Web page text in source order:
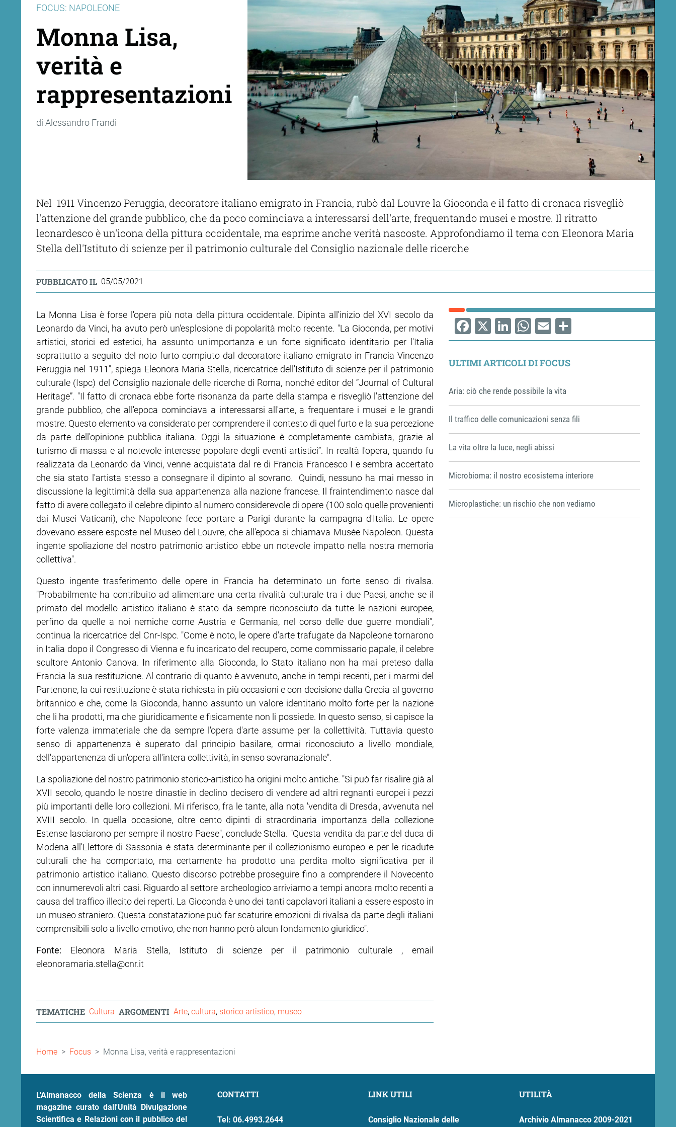
FOCUS: NAPOLEONE
Monna Lisa,
verità e
rappresentazioni
di Alessandro Frandi
Nel 1911 Vincenzo Peruggia, decoratore italiano emigrato in Francia, rubò dal Louvre la Gioconda e il fatto di cronaca risvegliò
l'attenzione del grande pubblico, che da poco cominciava a interessarsi dell'arte, frequentando musei e mostre. Il ritratto
leonardesco è un'icona della pittura occidentale, ma esprime anche verità nascoste. Approfondiamo il tema con Eleonora Maria
Stella dell'Istituto di scienze per il patrimonio culturale del Consiglio nazionale delle ricerche
PUBBLICATO IL 05/05/2021
La Monna Lisa è forse l'opera più nota della pittura occidentale. Dipinta all'inizio del XVI secolo da
Leonardo da Vinci, ha avuto però un'esplosione di popolarità molto recente. "La Gioconda, per motivi
artistici, storici ed estetici, ha assunto un'importanza e un forte significato identitario per l'Italia
soprattutto a seguito del noto furto compiuto dal decoratore italiano emigrato in Francia Vincenzo
Peruggia nel 1911", spiega Eleonora Maria Stella, ricercatrice dell'Istituto di scienze per il patrimonio
culturale (Ispc) del Consiglio nazionale delle ricerche di Roma, nonché editor del “Journal of Cultural
Heritage”. "Il fatto di cronaca ebbe forte risonanza da parte della stampa e risvegliò l'attenzione del
grande pubblico, che all'epoca cominciava a interessarsi all'arte, a frequentare i musei e le grandi
mostre. Questo elemento va considerato per comprendere il contesto di quel furto e la sua percezione
da parte dell'opinione pubblica italiana. Oggi la situazione è completamente cambiata, grazie al
turismo di massa e al notevole interesse popolare degli eventi artistici”. In realtà l'opera, quando fu
realizzata da Leonardo da Vinci, venne acquistata dal re di Francia Francesco I e sembra accertato
che sia stato l'artista stesso a consegnare il dipinto al sovrano. Quindi, nessuno ha mai messo in
discussione la legittimità della sua appartenenza alla nazione francese. Il fraintendimento nasce dal
fatto di avere collegato il celebre dipinto al numero considerevole di opere (100 solo quelle provenienti
dai Musei Vaticani), che Napoleone fece portare a Parigi durante la campagna d'Italia. Le opere
dovevano essere esposte nel Museo del Louvre, che all'epoca si chiamava Musée Napoleon. Questa
ingente spoliazione del nostro patrimonio artistico ebbe un notevole impatto nella nostra memoria
collettiva".
Questo ingente trasferimento delle opere in Francia ha determinato un forte senso di rivalsa.
"Probabilmente ha contribuito ad alimentare una certa rivalità culturale tra i due Paesi, anche se il
primato del modello artistico italiano è stato da sempre riconosciuto da tutte le nazioni europee,
perfino da quelle a noi nemiche come Austria e Germania, nel corso delle due guerre mondiali”,
continua la ricercatrice del Cnr-Ispc. "Come è noto, le opere d'arte trafugate da Napoleone tornarono
in Italia dopo il Congresso di Vienna e fu incaricato del recupero, come commissario papale, il celebre
scultore Antonio Canova. In riferimento alla Gioconda, lo Stato italiano non ha mai preteso dalla
Francia la sua restituzione. Al contrario di quanto è avvenuto, anche in tempi recenti, per i marmi del
Partenone, la cui restituzione è stata richiesta in più occasioni e con decisione dalla Grecia al governo
britannico e che, come la Gioconda, hanno assunto un valore identitario molto forte per la nazione
che li ha prodotti, ma che giuridicamente e fisicamente non li possiede. In questo senso, si capisce la
forte valenza immateriale che da sempre l'opera d'arte assume per la collettività. Tuttavia questo
senso di appartenenza è superato dal principio basilare, ormai riconosciuto a livello mondiale,
dell'appartenenza di un'opera all'intera collettività, in senso sovranazionale".
La spoliazione del nostro patrimonio storico-artistico ha origini molto antiche. "Si può far risalire già al
XVII secolo, quando le nostre dinastie in declino decisero di vendere ad altri regnanti europei i pezzi
più importanti delle loro collezioni. Mi riferisco, fra le tante, alla nota 'vendita di Dresda', avvenuta nel
XVIII secolo. In quella occasione, oltre cento dipinti di straordinaria importanza della collezione
Estense lasciarono per sempre il nostro Paese", conclude Stella. "Questa vendita da parte del duca di
Modena all'Elettore di Sassonia è stata determinante per il collezionismo europeo e per le ricadute
culturali che ha comportato, ma certamente ha prodotto una perdita molto significativa per il
patrimonio artistico italiano. Questo discorso potrebbe proseguire fino a comprendere il Novecento
con innumerevoli altri casi. Riguardo al settore archeologico arriviamo a tempi ancora molto recenti a
causa del traffico illecito dei reperti. La Gioconda è uno dei tanti capolavori italiani a essere esposto in
un museo straniero. Questa constatazione può far scaturire emozioni di rivalsa da parte degli italiani
comprensibili solo a livello emotivo, che non hanno però alcun fondamento giuridico".
Fonte: Eleonora Maria Stella, Istituto di scienze per il patrimonio culturale , email
eleonoramaria.stella@cnr.it
TEMATICHE Cultura ARGOMENTI Arte cultura storico artistico museo
Facebook
X LinkedIn
WhatsApp
EmailShare
ULTIMI ARTICOLI DI FOCUS
Aria: ciò che rende possibile la vita
Il traffico delle comunicazioni senza fili
La vita oltre la luce, negli abissi
Microbioma: il nostro ecosistema interiore
Microplastiche: un rischio che non vediamo
Briciole
Home Focus Monna Lisa, verità e rappresentazioni
L'Almanacco della Scienza è il web
magazine curato dall'Unità Divulgazione
Scientifica e Relazioni con il pubblico del
CONTATTI
Tel: 06.4993.2644
LINK UTILI
Consiglio Nazionale delle
UTILITÀ
Archivio Almanacco 2009-2021